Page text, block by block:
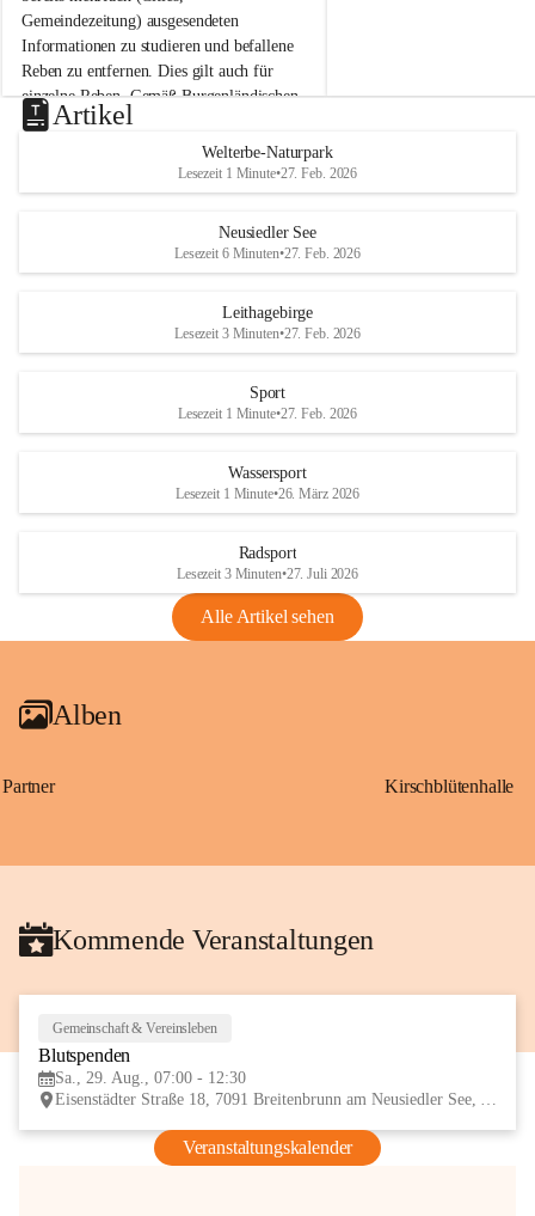
a
m
N
e
u
s
d
S
Gemeindezeitung) ausgesendeten
Informationen zu studieren und befallene
Reben zu entfernen. Dies gilt auch für
einzelne Reben. Gemäß Burgenländischen
Weinbaugesetz sind nicht gepflegte oder
unzulässige Weingärten zu roden! Bitte
helfen wir zusammen um unsere Winzer
vor den prognostizierten Ernteausfällen
und den daraus folgenden wirtschaftlichen
Maßnahmen zur Bekämpfung
Rebe und der Amerikanischen
Anhang VBl. EU Nr. 18
1 Seite•1,4 MB
VBl. EU Nr. 18_2026
u
e
d
r
S
Artikel
Welterbe-Naturpark
Lesezeit 1 Minute•27. Feb. 2026
Neusiedler See
Lesezeit 6 Minuten•27. Feb. 2026
Leithagebirge
Lesezeit 3 Minuten•27. Feb. 2026
Sport
Lesezeit 1 Minute•27. Feb. 2026
Wassersport
Lesezeit 1 Minute•26. März 2026
Radsport
Lesezeit 3 Minuten•27. Juli 2026
Alle Artikel sehen
Alben
Partner Kirschblütenhalle
Kommende Veranstaltungen
Gemeinschaft & Vereinsleben
Blutspenden
Sa., 29. Aug., 07:00 - 12:30
Eisenstädter Straße 18, 7091 Breitenbrunn am Neusiedler See, AUT
Veranstaltungskalender